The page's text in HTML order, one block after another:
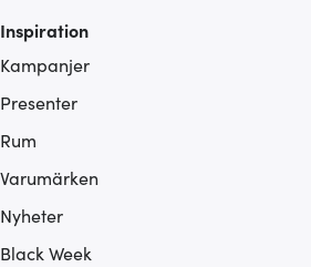
Inspiration
Kampanjer
Presenter
Rum
Varumärken
Nyheter
Black Week